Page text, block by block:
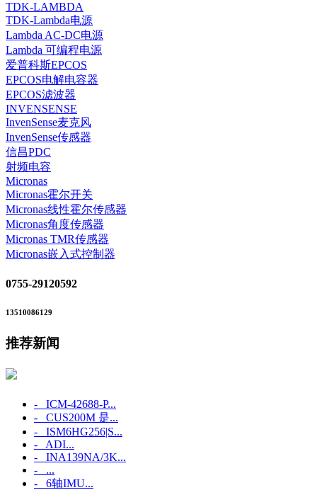
TDK-LAMBDA
TDK-Lambda电源
Lambda AC-DC电源
Lambda 可编程电源
爱普科斯EPCOS
EPCOS电解电容器
EPCOS滤波器
INVENSENSE
InvenSense麦克风
InvenSense传感器
信昌PDC
射频电容
Micronas
Micronas霍尔开关
Micronas线性霍尔传感器
Micronas角度传感器
Micronas TMR传感器
Micronas嵌入式控制器
0755-29120592
13510086129
推荐新闻
- ICM‑42688‑P...
- CUS200M 是...
- ISM6HG256|S...
- ADI...
- INA139NA/3K...
- ...
- 6轴IMU...